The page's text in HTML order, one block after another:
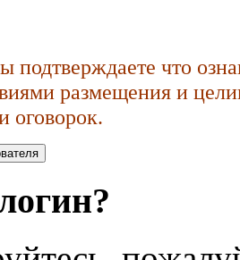
подтверждаете что
размещения и
оговорок.